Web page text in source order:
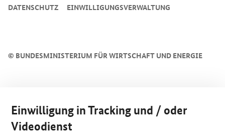
© BUNDESMINISTERIUM FÜR WIRTSCHAFT UND ENERGIE
DATENSCHUTZ
EINWILLIGUNGSVERWALTUNG
Einwilligung in Tracking und / oder
Videodienst